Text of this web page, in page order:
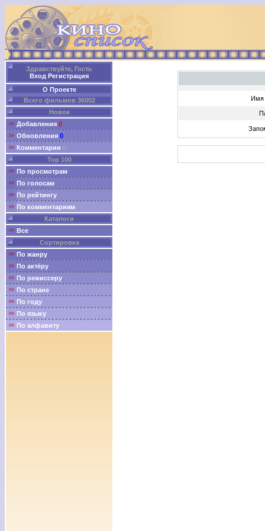
Здравствуйте, Гость
Вход Регистрация
О Проекте
Всего фильмов 36002
Новое
Добавления 0
Обновления 0
Комментарии 0
Top 100
По просмотрам
По голосам
По рейтингу
По комментариям
Каталоги
Все
Сортировка
По жанру
По актёру
По режиссеру
По стране
По году
По языку
По алфавиту
Имя